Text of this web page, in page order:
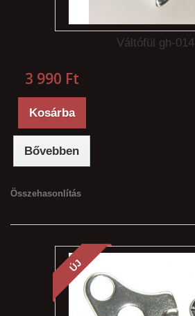
Váltófül gh-014
3 990 Ft‎
Kosárba
Bővebben
Összehasonlítás
ÚJ